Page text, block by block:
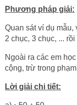
Phương pháp giải:
Quan sát ví dụ
2 chục, 3 chục, ...
Ngoài ra các em
cộng, trừ trong
Lời giải chi tiết: